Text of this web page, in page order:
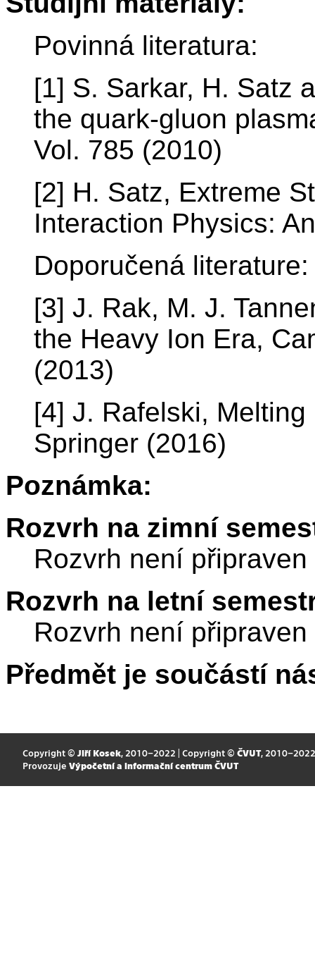
Povinná literatura:
[1] S. Sarkar, H. Satz
the quark-gluon
Vol. 785 (2010)
[2] H. Satz, Extreme
Interaction Physics:
Doporučená literature:
[3] J. Rak, M. J.
the Heavy Ion Era,
(2013)
[4] J. Rafelski,
Springer (2016)
Poznámka:
Rozvrh na zimní
Rozvrh není připraven
Rozvrh na letní
Rozvrh není připraven
Předmět je součástí
Copyright © Jiří Kosek, 2010–2022 | Copyright © ČVUT, 2010–2022
Provozuje Výpočetní a informační centrum ČVUT